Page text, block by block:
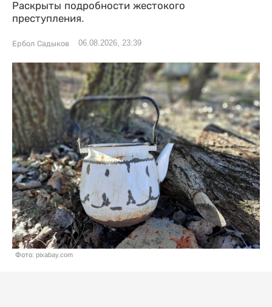
Раскрыты подробности жестокого
преступления.
Ербол Садыков 06.08.2026, 23:39
Фото: pixabay.com